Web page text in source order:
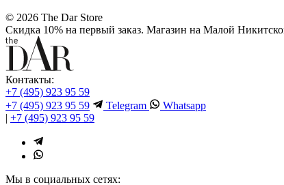
© 2026 The Dar Store
Скидка 10% на первый заказ. Магазин на Малой
Контакты:
+7 (495) 923 95 59
+7 (495) 923 95 59
Telegram
Whatsapp
| +7 (495) 923 95 59
Мы в социальных сетях: